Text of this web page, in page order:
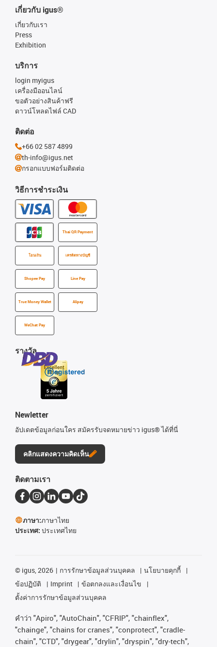
เกี่ยวกับ igus®
เกี่ยวกับเรา
Press
Exhibition
วิธีการชำระเงิน
Thai QR Payment
โอนเงิน เครดิตทางบัญชี
Shopee Pay Line Pay
True Money Wallet Alipay
WeChat Pay
บริการ
login myigus
เครื่องมืออนไลน์
ขอตัวอย่างสินค้าฟรี
ดาวน์โหลดไฟล์ CAD
รางวัล
Newletter
อัปเดตข้อมูลก่อนใคร สมัครรับจดหมายข่าว igus® ได้ที่นี่
คลิกแสดงความคิดเห็น
ติดต่อ
+66 02 587 4899
th-info@igus.net
กรอกแบบฟอร์มติดต่อ
ติดตามเรา
ภาษา:ภาษาไทย
ประเทศ: ประเทศไทย
© igus, 2026 การรักษาข้อมูลส่วนบุคคล
นโยบายคุกกี้
ข้อปฏิบัติ
Imprint
ข้อตกลงและเงื่อนไข
ตั้งค่าการรักษาข้อมูลส่วนบุคคล
คําว่า "Apiro", "AutoChain", "CFRIP", "chainflex",
"chainge", "chains for cranes", "conprotect", "cradle-
chain", "CTD", "drygear", "drylin", "dryspin", "dry-tech",